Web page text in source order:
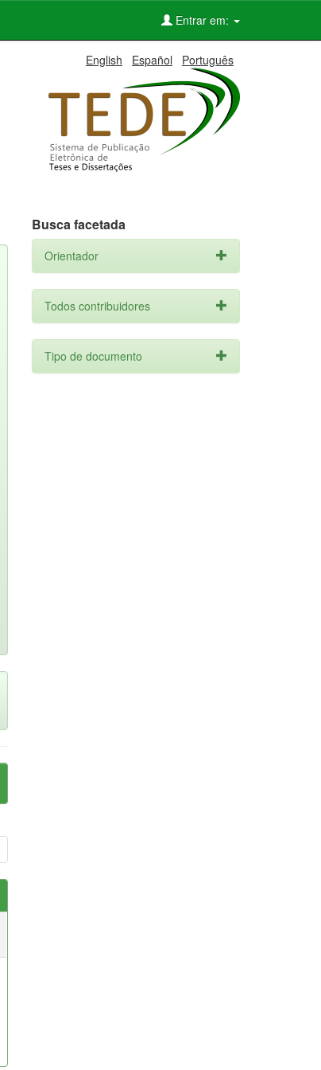
Entrar em:
English Español Português
Busca facetada
Orientador
Todos contribuidores
Tipo de documento